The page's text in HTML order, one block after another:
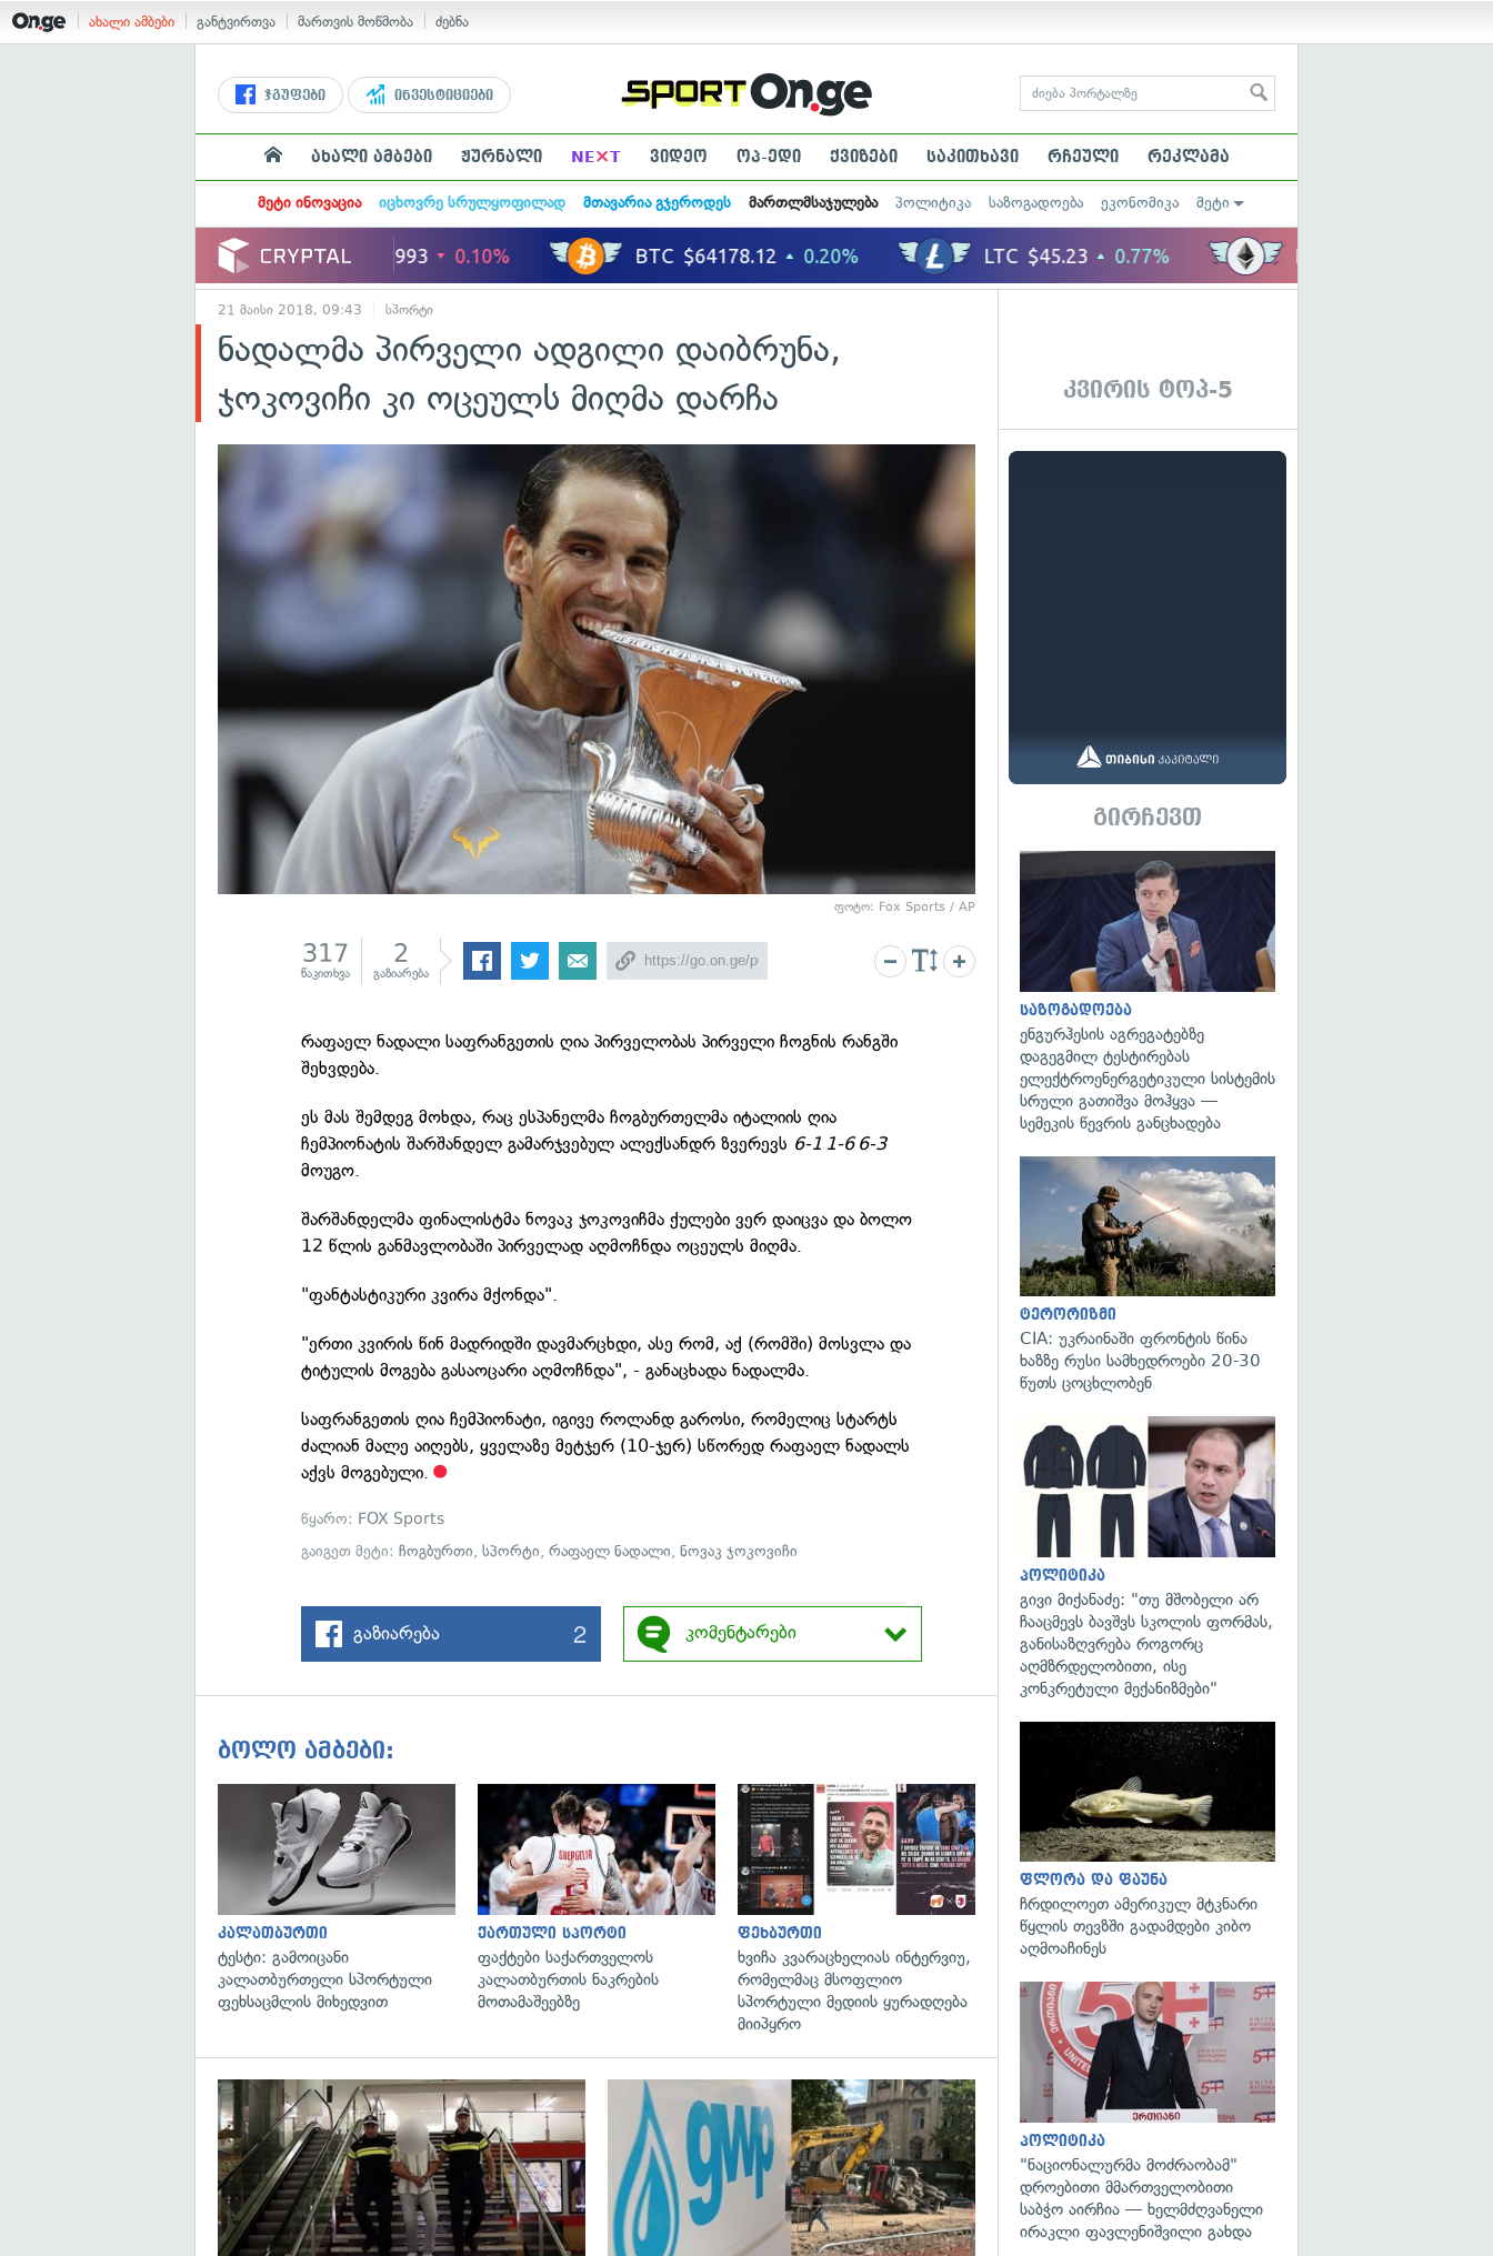
ახალი ამბები განტვირთვა მართვის მოწმობა ძებნა
ჯგუფები ინვესტიციები
ახალი ამბები ჟურნალი NE×T ვიდეო ოპ-ედი ქვიზები საკითხავი რჩეული რეკლამა
მეტი ინოვაცია იცხოვრე სრულყოფილად მთავარია გჯეროდეს მართლმსაჯულება პოლიტიკა საზოგადოება ეკონომიკა მეტი
21 მაისი 2018, 09:43 სპორტი
ნადალმა პირველი ადგილი დაიბრუნა,
ჯოკოვიჩი კი ოცეულს მიღმა დარჩა
ფოტო: Fox Sports / AP
317
წაკითხვა
2
გაზიარება
რაფაელ ნადალი საფრანგეთის ღია პირველობას პირველი ჩოგნის რანგში
შეხვდება.
ეს მას შემდეგ მოხდა, რაც ესპანელმა ჩოგბურთელმა იტალიის ღია
ჩემპიონატის შარშანდელ გამარჯვებულ ალექსანდრ ზვერევს 6-1 1-6 6-3
მოუგო.
შარშანდელმა ფინალისტმა ნოვაკ ჯოკოვიჩმა ქულები ვერ დაიცვა და ბოლო
12 წლის განმავლობაში პირველად აღმოჩნდა ოცეულს მიღმა.
"ფანტასტიკური კვირა მქონდა".
"ერთი კვირის წინ მადრიდში დავმარცხდი, ასე რომ, აქ (რომში) მოსვლა და
ტიტულის მოგება გასაოცარი აღმოჩნდა", - განაცხადა ნადალმა.
საფრანგეთის ღია ჩემპიონატი, იგივე როლანდ გაროსი, რომელიც სტარტს
ძალიან მალე აიღებს, ყველაზე მეტჯერ (10-ჯერ) სწორედ რაფაელ ნადალს
აქვს მოგებული.
წყარო: FOX Sports
გაიგეთ მეტი:ჩოგბურთი,სპორტი,რაფაელ ნადალი,ნოვაკ ჯოკოვიჩი
გაზიარება 2 კომენტარები
ბოლო ამბები:
კალათბურთი
ტესტი: გამოიცანი
კალათბურთელი სპორტული
ფეხსაცმლის მიხედვით
ქართული სპორტი
ფაქტები საქართველოს
კალათბურთის ნაკრების
მოთამაშეებზე
ფეხბურთი
ხვიჩა კვარაცხელიას ინტერვიუ,
რომელმაც მსოფლიო
სპორტული მედიის ყურადღება
მიიპყრო
გადახედვა
კვირის ტოპ-5
გირჩევთ
საზოგადოება
ენგურჰესის აგრეგატებზე
დაგეგმილ ტესტირებას
ელექტროენერგეტიკული სისტემის
სრული გათიშვა მოჰყვა —
სემეკის წევრის განცხადება
ტერორიზმი
CIA: უკრაინაში ფრონტის წინა
ხაზზე რუსი სამხედროები 20-30
წუთს ცოცხლობენ
პოლიტიკა
გივი მიქანაძე: "თუ მშობელი არ
ჩააცმევს ბავშვს სკოლის ფორმას,
განისაზღვრება როგორც
აღმზრდელობითი, ისე
კონკრეტული მექანიზმები"
ფლორა და ფაუნა
ჩრდილოეთ ამერიკულ მტკნარი
წყლის თევზში გადამდები კიბო
აღმოაჩინეს
პოლიტიკა
"ნაციონალურმა მოძრაობამ"
დროებითი მმართველობითი
საბჭო აირჩია — ხელმძღვანელი
ირაკლი ფავლენიშვილი გახდა